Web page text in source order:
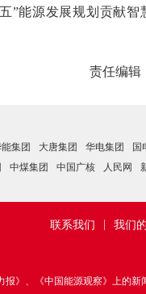
”能源发展规划贡献智
责任编辑
集团 大唐集团 华电集团 国
中煤集团 中国广核 人民网
我们
联系我们
报》、《中国能源观察》上的